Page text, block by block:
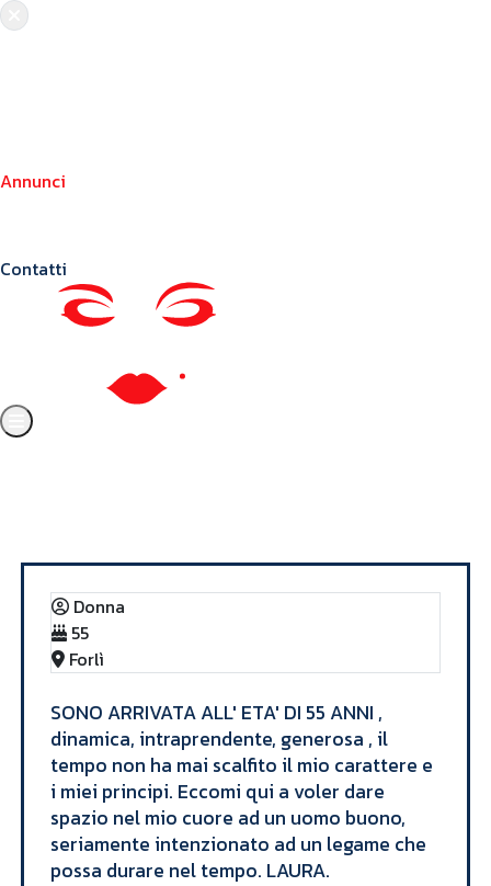
Annunci
Contatti
Annunci
Donna
55
Forlì
SONO ARRIVATA ALL' ETA' DI 55 ANNI ,
dinamica, intraprendente, generosa , il
tempo non ha mai scalfito il mio carattere e
i miei principi. Eccomi qui a voler dare
spazio nel mio cuore ad un uomo buono,
seriamente intenzionato ad un legame che
possa durare nel tempo. LAURA.